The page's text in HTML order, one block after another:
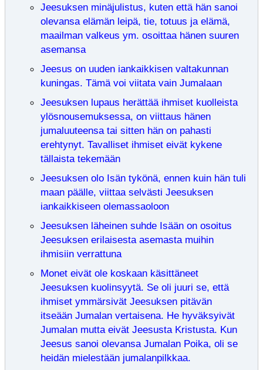
Jeesuksen minäjulistus, kuten että hän sanoi
olevansa elämän leipä, tie, totuus ja elämä,
maailman valkeus ym. osoittaa hänen suuren
asemansa
Jeesus on uuden iankaikkisen valtakunnan
kuningas. Tämä voi viitata vain Jumalaan
Jeesuksen lupaus herättää ihmiset kuolleista
ylösnousemuksessa, on viittaus hänen
jumaluuteensa tai sitten hän on pahasti
erehtynyt. Tavalliset ihmiset eivät kykene
tällaista tekemään
Jeesuksen olo Isän tykönä, ennen kuin hän tuli
maan päälle, viittaa selvästi Jeesuksen
iankaikkiseen olemassaoloon
Jeesuksen läheinen suhde Isään on osoitus
Jeesuksen erilaisesta asemasta muihin
ihmisiin verrattuna
Monet eivät ole koskaan käsittäneet
Jeesuksen kuolinsyytä. Se oli juuri se, että
ihmiset ymmärsivät Jeesuksen pitävän
itseään Jumalan vertaisena. He hyväksyivät
Jumalan mutta eivät Jeesusta Kristusta. Kun
Jeesus sanoi olevansa Jumalan Poika, oli se
heidän mielestään jumalanpilkkaa.